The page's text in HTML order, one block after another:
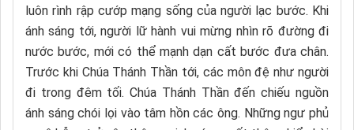
luôn rình rập cướp mạng sống của người lạc bước. Khi
ánh sáng tới, người lữ hành vui mừng nhìn rõ đường đi
nước bước, mới có thể mạnh dạn cất bước đưa chân.
Trước khi Chúa Thánh Thần tới, các môn đệ như người
đi trong đêm tối. Chúa Thánh Thần đến chiếu nguồn
ánh sáng chói lọi vào tâm hồn các ông. Những ngư phủ